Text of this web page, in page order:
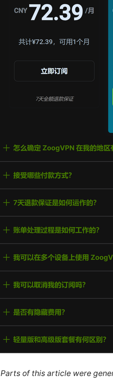
Parts of this article were